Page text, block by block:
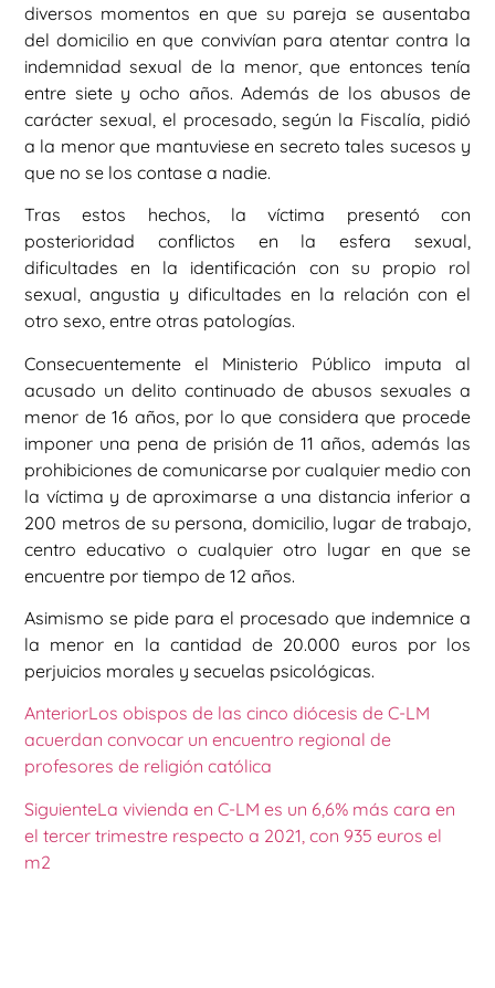
diversos momentos en que su pareja se ausentaba
del domicilio en que convivían para atentar contra la
indemnidad sexual de la menor, que entonces tenía
entre siete y ocho años. Además de los abusos de
carácter sexual, el procesado, según la Fiscalía, pidió
a la menor que mantuviese en secreto tales sucesos y
que no se los contase a nadie.
Tras estos hechos, la víctima presentó con
posterioridad conflictos en la esfera sexual,
dificultades en la identificación con su propio rol
sexual, angustia y dificultades en la relación con el
otro sexo, entre otras patologías.
Consecuentemente el Ministerio Público imputa al
acusado un delito continuado de abusos sexuales a
menor de 16 años, por lo que considera que procede
imponer una pena de prisión de 11 años, además las
prohibiciones de comunicarse por cualquier medio con
la víctima y de aproximarse a una distancia inferior a
200 metros de su persona, domicilio, lugar de trabajo,
centro educativo o cualquier otro lugar en que se
encuentre por tiempo de 12 años.
Asimismo se pide para el procesado que indemnice a
la menor en la cantidad de 20.000 euros por los
perjuicios morales y secuelas psicológicas.
AnteriorLos obispos de las cinco diócesis de C-LM
acuerdan convocar un encuentro regional de
profesores de religión católica
SiguienteLa vivienda en C-LM es un 6,6% más cara en
el tercer trimestre respecto a 2021, con 935 euros el
m2